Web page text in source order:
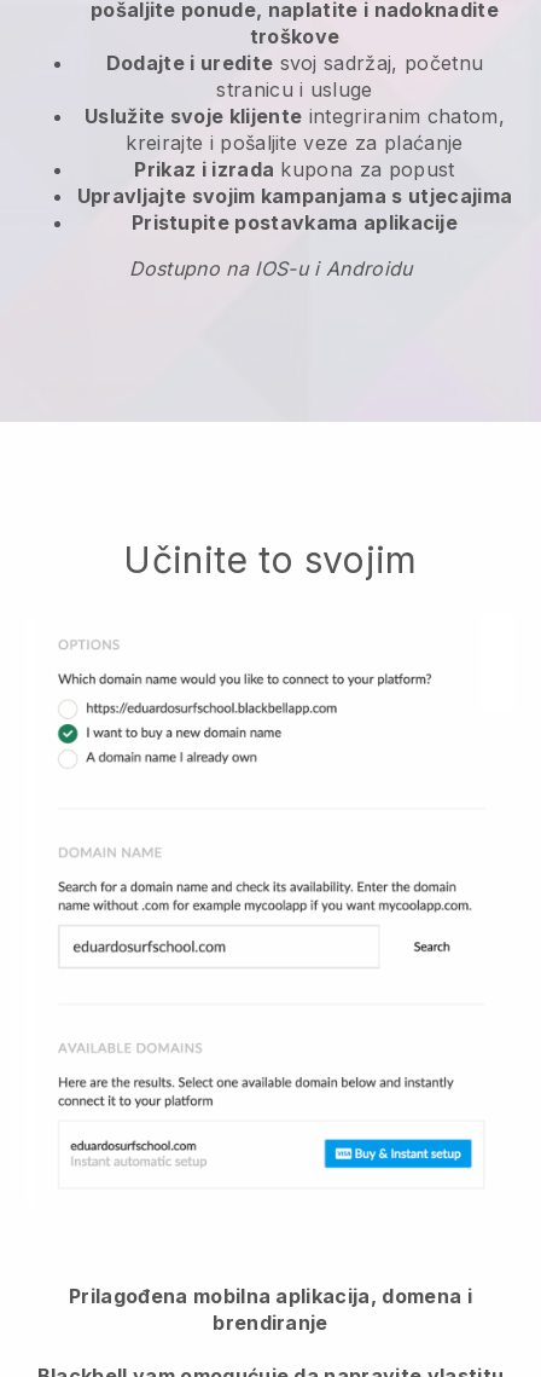
pošaljite ponude, naplatite i nadoknadite
troškove
Dodajte i uredite svoj sadržaj, početnu
stranicu i usluge
Uslužite svoje klijente integriranim chatom,
kreirajte i pošaljite veze za plaćanje
Prikaz i izrada kupona za popust
Upravljajte svojim kampanjama s utjecajima
Pristupite postavkama aplikacije
Dostupno na IOS-u i Androidu
Učinite to svojim
Prilagođena mobilna aplikacija, domena i
brendiranje